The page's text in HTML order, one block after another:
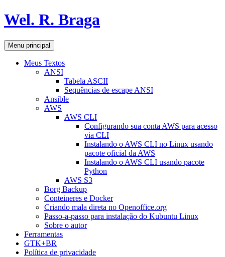
Pular
para
conteúdo
Wel. R. Braga
Pesquisar
Menu principal
Meus Textos
ANSI
Tabela ASCII
Sequências de escape ANSI
Ansible
AWS
AWS CLI
Configurando sua conta AWS para acesso
via CLI
Instalando o AWS CLI no Linux usando
pacote oficial da AWS
Instalando o AWS CLI usando pacote
Python
AWS S3
Borg Backup
Conteineres e Docker
Criando mala direta no Openoffice.org
Passo-a-passo para instalação do Kubuntu Linux
Sobre o autor
Ferramentas
GTK+BR
Política de privacidade